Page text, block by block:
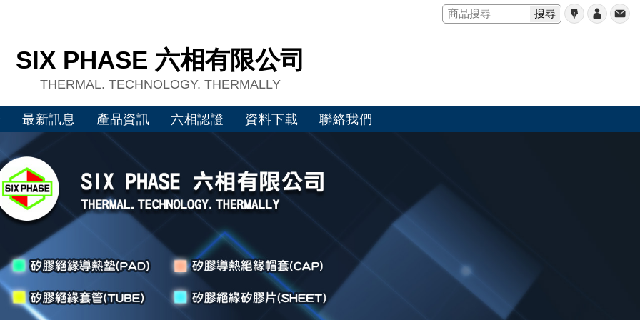
搜尋
SIX PHASE 六相有限公司
THERMAL. TECHNOLOGY. THERMALLY
最新訊息 產品資訊 六相認證 資料下載 聯絡我們